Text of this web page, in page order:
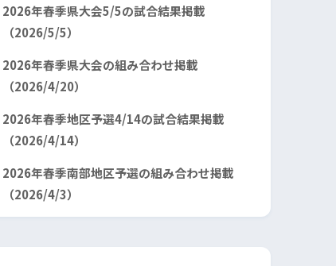
2026年春季県大会5/5の試合結果掲載
（2026/5/5）
2026年春季県大会の組み合わせ掲載
（2026/4/20）
2026年春季地区予選4/14の試合結果掲載
（2026/4/14）
2026年春季南部地区予選の組み合わせ掲載
（2026/4/3）